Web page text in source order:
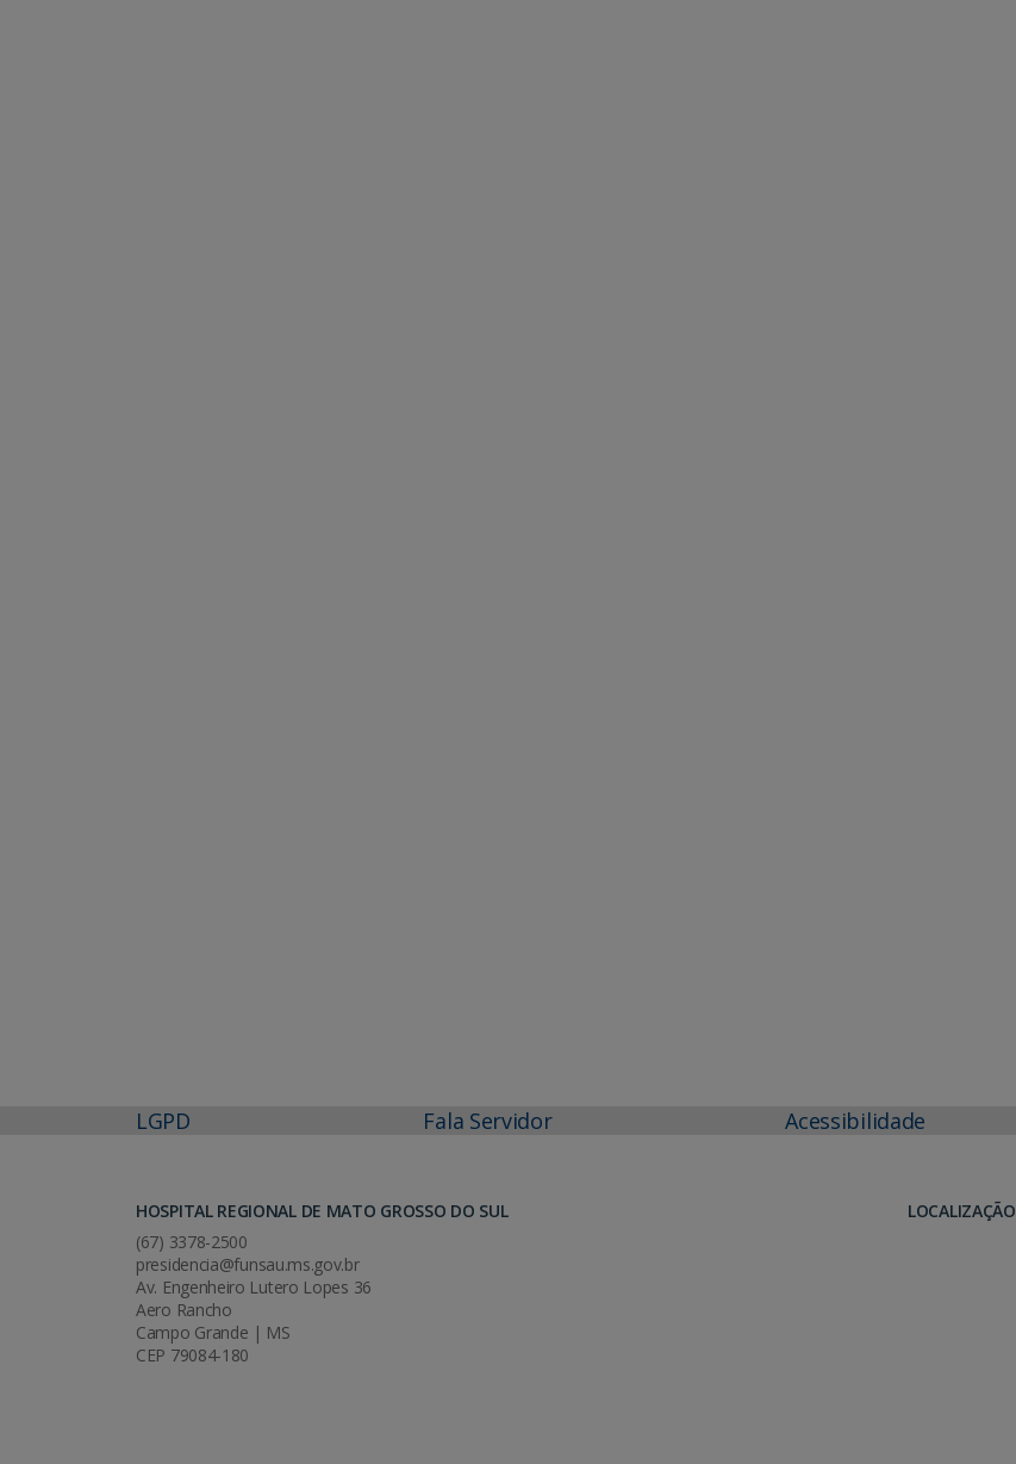
LGPD Fala Servidor Acessibilidade
HOSPITAL REGIONAL DE MATO GROSSO DO SUL
(67) 3378-2500
presidencia@funsau.ms.gov.br
Av. Engenheiro Lutero Lopes 36
Aero Rancho
Campo Grande | MS
CEP 79084-180
LOCALIZAÇÃO